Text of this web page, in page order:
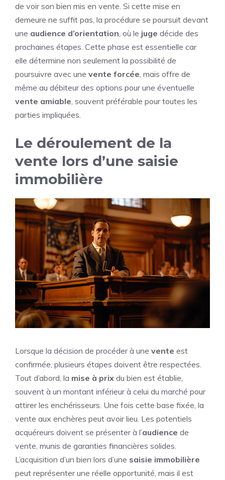
de voir son bien mis en vente. Si cette mise en
demeure ne suffit pas, la procédure se poursuit devant
une audience d’orientation , où le juge décide des
prochaines étapes. Cette phase est essentielle car
elle détermine non seulement la possibilité de
poursuivre avec une vente forcée , mais offre de
même au débiteur des options pour une éventuelle
vente amiable , souvent préférable pour toutes les
parties impliquées.
Le déroulement de la
vente lors d’une saisie
immobilière
Lorsque la décision de procéder à une vente est
confirmée, plusieurs étapes doivent être respectées.
Tout d’abord, la mise à prix du bien est établie,
souvent à un montant inférieur à celui du marché pour
attirer les enchérisseurs. Une fois cette base fixée, la
vente aux enchères peut avoir lieu. Les potentiels
acquéreurs doivent se présenter à l’audience de
vente, munis de garanties financières solides.
L’acquisition d’un bien lors d’une saisie immobilière
peut représenter une réelle opportunité, mais il est